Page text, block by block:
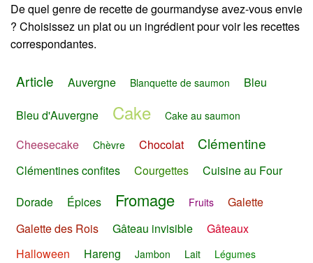
De quel genre de recette de gourmandyse avez-vous envie
? Choisissez un plat ou un ingrédient pour voir les recettes
correspondantes.
Article Auvergne Blanquette de saumon Bleu
Bleu d'Auvergne Cake Cake au saumon
Cheesecake Chèvre Chocolat Clémentine
Clémentines confites Courgettes
Cuisine au Four
Dorade
Épices Fromage Fruits
Galette
Galette des Rois
Gâteau invisible
Gâteaux
Halloween
Hareng Jambon Lait Légumes